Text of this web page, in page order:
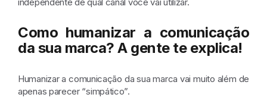
Como humanizar a comunicação
da sua marca? A gente te explica!
Humanizar a comunicação da sua marca vai muito além de
apenas parecer “simpático”.